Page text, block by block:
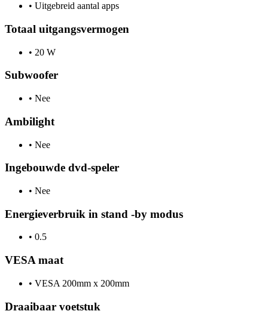
• Uitgebreid aantal apps
Totaal uitgangsvermogen
• 20 W
Subwoofer
• Nee
Ambilight
• Nee
Ingebouwde dvd-speler
• Nee
Energieverbruik in stand -by modus
• 0.5
VESA maat
• VESA 200mm x 200mm
Draaibaar voetstuk